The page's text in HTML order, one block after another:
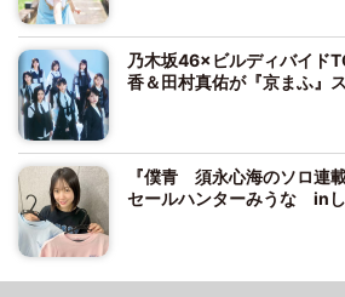
乃木坂46×ビルディバイ
香＆田村真佑が『京まふ』
『僕青 須永心海のソロ連
セールハンターみうな in